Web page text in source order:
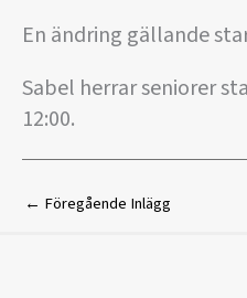
En ändring gällande
Sabel herrar seniorer
12:00.
← Föregående Inlägg